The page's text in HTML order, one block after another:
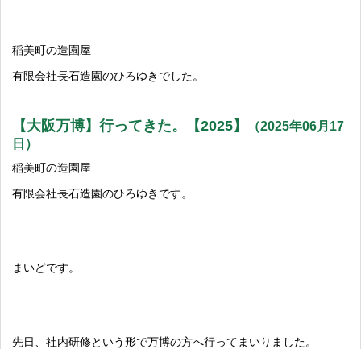
稲美町の造園屋
有限会社長石造園のひろゆきでした。
【大阪万博】行ってきた。【2025】
（2025年06月17
日）
稲美町の造園屋
有限会社長石造園のひろゆきです。
まいどです。
先日、社内研修という形で万博の方へ行ってまいりました。